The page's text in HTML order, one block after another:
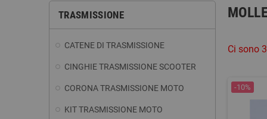
TRASMISSIONE
CATENE DI TRASMISSIONE
CINGHIE TRASMISSIONE SCOOTER
CORONA TRASMISSIONE MOTO
KIT TRASMISSIONE MOTO
Ci sono
-10%